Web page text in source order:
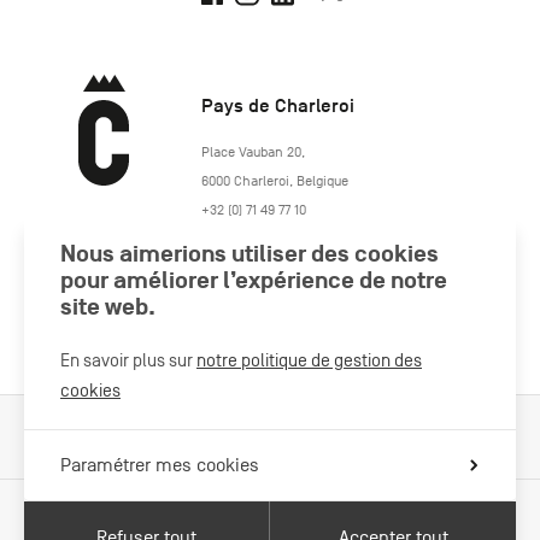
Pays de Charleroi
https://www.paysdecharleroi.be/
Place Vauban 20,
6000 Charleroi, Belgique
+32 (0) 71 49 77 10
Nous aimerions utiliser des cookies
pour améliorer l’expérience de notre
site web.
En savoir plus sur notre politique de gestion des
cookies
Paramétrer mes cookies